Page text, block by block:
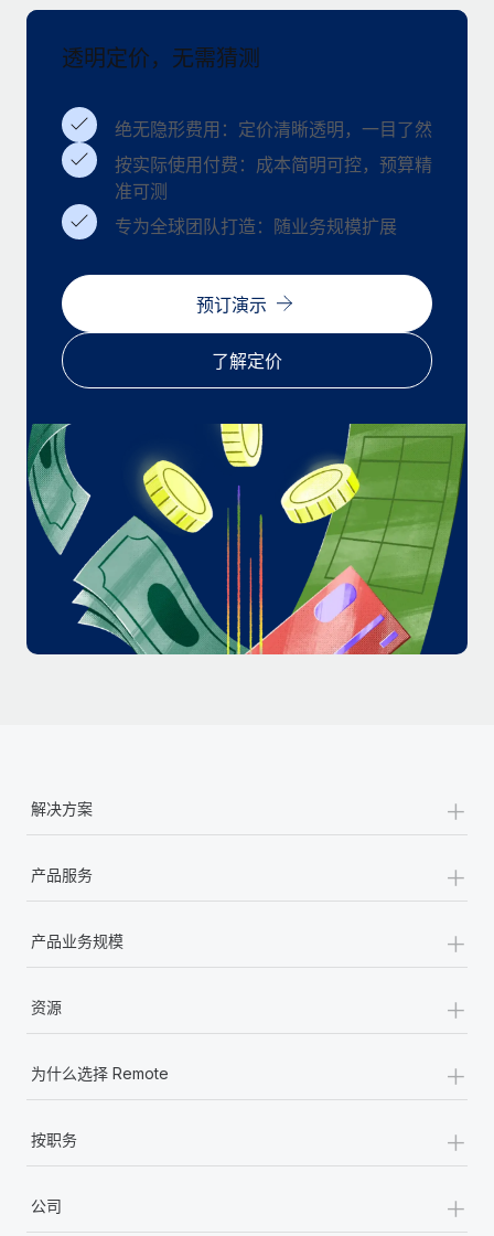
在全球范围内配置和跟踪 IT 设备
实体设立
快速建立合规实体
人员调配与搬迁
轻松搬迁员工
轻松管理员工福利
EOR compliance
to the demands of today’s labor market, the...
了解更多
What a Workday global payroll implementation
Most teams hear "payroll implementation" and picture a
six-month project with a dedicated team....
了解更多
透明定价，无需猜测
绝无隐形费用：定价清晰透明，一目了然
按实际使用付费：成本简明可控，预算精
准可测
专为全球团队打造：随业务规模扩展
预订演示
了解定价
解决方案 +
产品服务 +
产品业务规模 +
资源 +
为什么选择 Remote +
按职务 +
公司 +